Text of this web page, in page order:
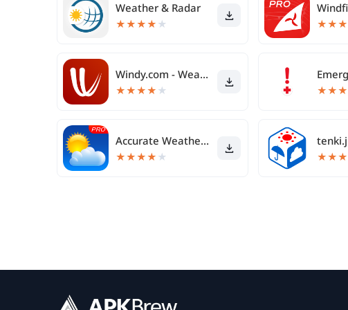
Weather & Radar
★★★★ ★ ★★★
Windy.com - Weather Forecast
★★★★ ★ ★★★
Accurate Weather App PRO
★★★★ ★ ★★★